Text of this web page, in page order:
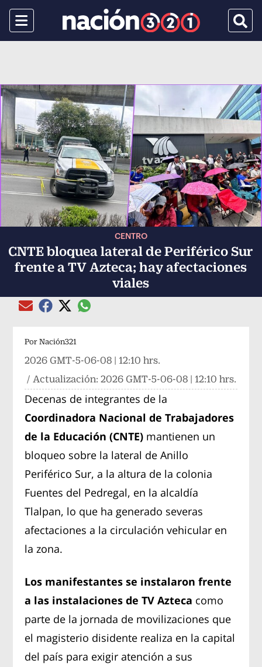
Menu
CENTRO
CNTE bloquea lateral de Periférico Sur
frente a TV Azteca; hay afectaciones
viales
Compartir el artículo actual mediante Email
Compartir el artículo actual mediante Facebook
Compartir el artículo actual mediante Twitter
Compartir el artículo actual mediante
Por Nación321
2026 GMT-5-06-08 | 12:10 hrs.
/ Actualización:2026 GMT-5-06-08 | 12:10 hrs.
Decenas de integrantes de la
Coordinadora Nacional de Trabajadores
de la Educación (CNTE) mantienen un
bloqueo sobre la lateral de Anillo
Periférico Sur, a la altura de la colonia
Fuentes del Pedregal, en la alcaldía
Tlalpan, lo que ha generado severas
afectaciones a la circulación vehicular en
la zona.
Los manifestantes se instalaron frente
a las instalaciones de TV Azteca como
parte de la jornada de movilizaciones que
el magisterio disidente realiza en la capital
del país para exigir atención a sus